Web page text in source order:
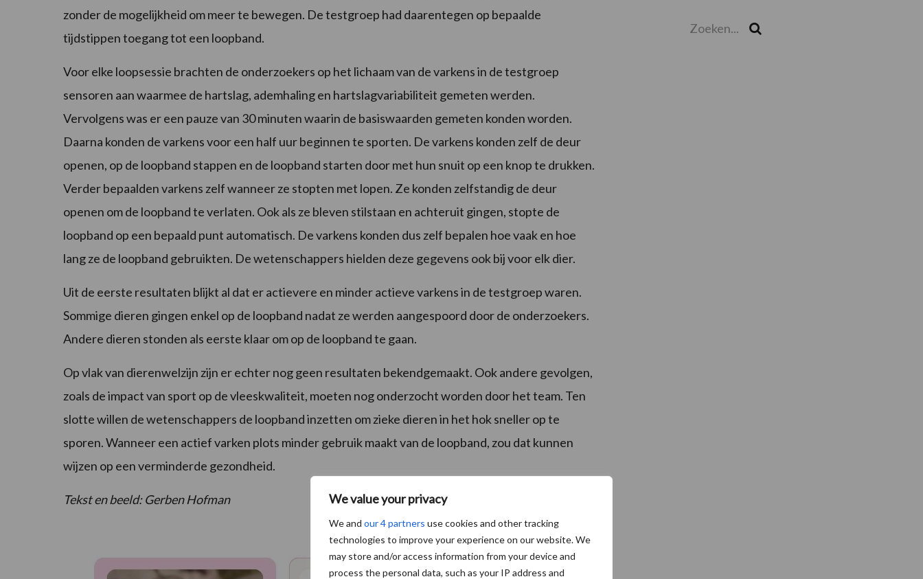
We value your privacy
We and our 4 partners use cookies and other tracking
technologies to improve your experience on our website. We
may store and/or access information from your device and
process the personal data, such as your IP address and
zonder de mogelijkheid om meer te bewegen. De testgroep had daarentegen op bepaalde
tijdstippen toegang tot een loopband.
Voor elke loopsessie brachten de onderzoekers op het lichaam van de varkens in de testgroep
sensoren aan waarmee de hartslag, ademhaling en hartslagvariabiliteit gemeten werden.
Vervolgens was er een pauze van 30 minuten waarin de basiswaarden gemeten konden worden.
Daarna konden de varkens voor een half uur beginnen te sporten. De varkens konden zelf de deur
openen, op de loopband stappen en de loopband starten door met hun snuit op een knop te drukken.
Verder bepaalden varkens zelf wanneer ze stopten met lopen. Ze konden zelfstandig de deur
openen om de loopband te verlaten. Ook als ze bleven stilstaan en achteruit gingen, stopte de
loopband op een bepaald punt automatisch. De varkens konden dus zelf bepalen hoe vaak en hoe
lang ze de loopband gebruikten. De wetenschappers hielden deze gegevens ook bij voor elk dier.
Uit de eerste resultaten blijkt al dat er actievere en minder actieve varkens in de testgroep waren.
Sommige dieren gingen enkel op de loopband nadat ze werden aangespoord door de onderzoekers.
Andere dieren stonden als eerste klaar om op de loopband te gaan.
Op vlak van dierenwelzijn zijn er echter nog geen resultaten bekendgemaakt. Ook andere gevolgen,
zoals de impact van sport op de vleeskwaliteit, moeten nog onderzocht worden door het team. Ten
slotte willen de wetenschappers de loopband inzetten om zieke dieren in het hok sneller op te
sporen. Wanneer een actief varken plots minder gebruik maakt van de loopband, zou dat kunnen
wijzen op een verminderde gezondheid.
Tekst en beeld: Gerben Hofman